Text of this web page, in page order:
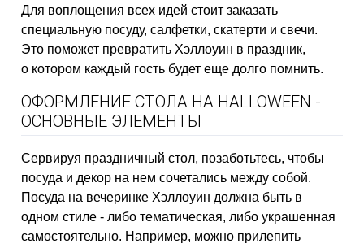
Для воплощения всех идей стоит заказать
специальную посуду, салфетки, скатерти и свечи.
Это поможет превратить Хэллоуин в праздник,
о котором каждый гость будет еще долго помнить.
ОФОРМЛЕНИЕ СТОЛА НА HALLOWEEN -
ОСНОВНЫЕ ЭЛЕМЕНТЫ
Сервируя праздничный стол, позаботьтесь, чтобы
посуда и декор на нем сочетались между собой.
Посуда на вечеринке Хэллоуин должна быть в
одном стиле - либо тематическая, либо украшенная
самостоятельно. Например, можно прилепить